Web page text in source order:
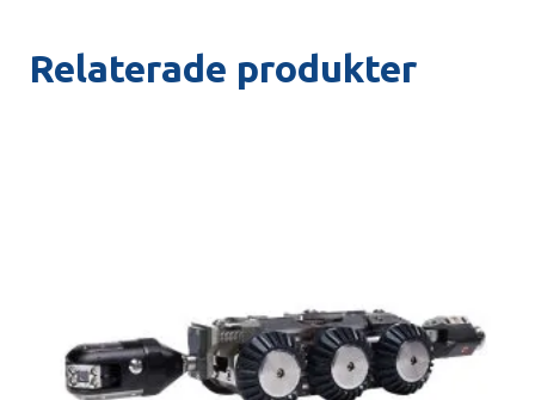
Relaterade produkter